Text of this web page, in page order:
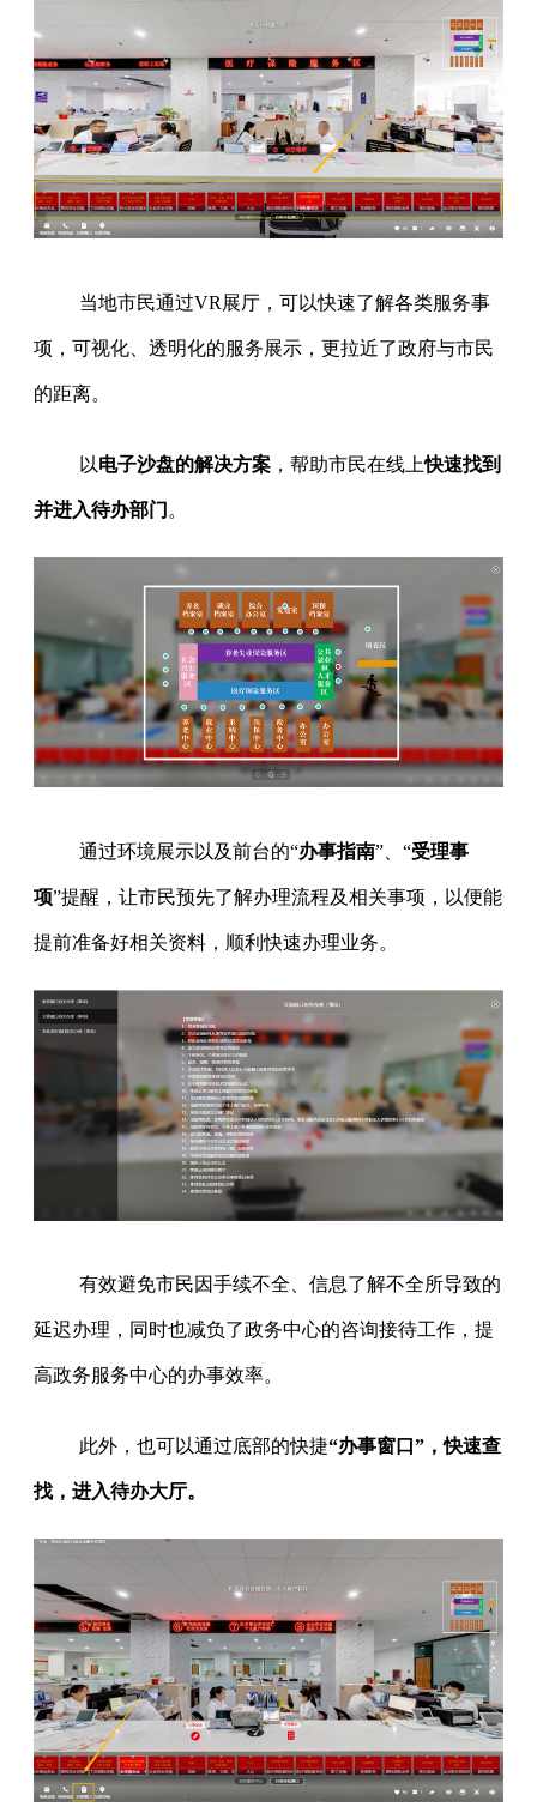
当地市民通过VR展厅，可以快速了解各类服务事
项，可视化、透明化的服务展示，更拉近了政府与市民
的距离。
以电子沙盘的解决方案，帮助市民在线上快速找到
并进入待办部门 。
通过环境展示以及前台的“办事指南”、“受理事
项”提醒，让市民预先了解办理流程及相关事项，以便能
提前准备好相关资料，顺利快速办理业务。
有效避免市民因手续不全、信息了解不全所导致的
延迟办理，同时也减负了政务中心的咨询接待工作，提
高政务服务中心的办事效率。
此外，也可以通过底部的快捷“办事窗口”，快速查
找，进入待办大厅。